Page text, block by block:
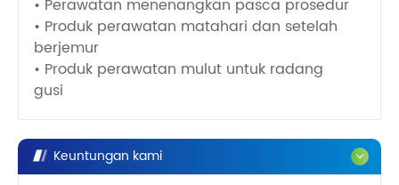
• Perawatan menenangkan pasca prosedur
• Produk perawatan matahari dan setelah
berjemur
• Produk perawatan mulut untuk radang
gusi
Keuntungan kami